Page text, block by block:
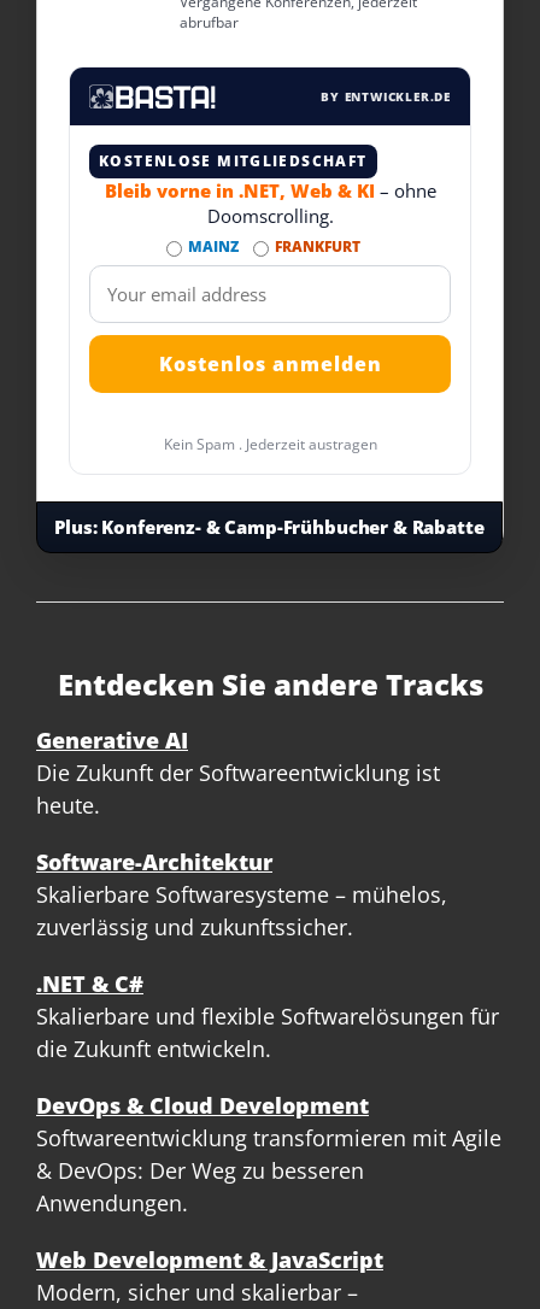
abrufbar
BY ENTWICKLER.DE
KOSTENLOSE MITGLIEDSCHAFT
Bleib vorne in .NET, Web & KI – ohne
Doomscrolling.
MAINZ FRANKFURT
Kein Spam . Jederzeit austragen
Plus:Konferenz- & Camp-Frühbucher & Rabatte
Entdecken Sie andere Tracks
Generative AI
Die Zukunft der Softwareentwicklung ist
heute.
Software-Architektur
Skalierbare Softwaresysteme – mühelos,
zuverlässig und zukunftssicher.
.NET & C#
Skalierbare und flexible Softwarelösungen für
die Zukunft entwickeln.
DevOps & Cloud Development
Softwareentwicklung transformieren mit Agile
& DevOps: Der Weg zu besseren
Anwendungen.
Web Development & JavaScript
Modern, sicher und skalierbar –